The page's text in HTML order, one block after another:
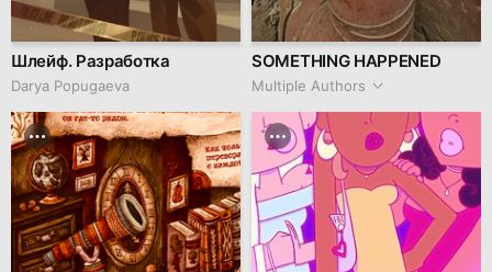
Шлейф. Разработка
Darya Popugaeva
SOMETHING HAPPENED
Multiple Authors